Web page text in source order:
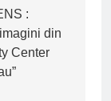
:
din
Center